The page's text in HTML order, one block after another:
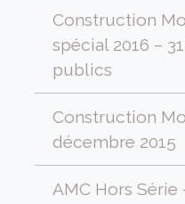
Construction
spécial 2016 –
publics
Construction
décembre 2015
AMC Hors Série